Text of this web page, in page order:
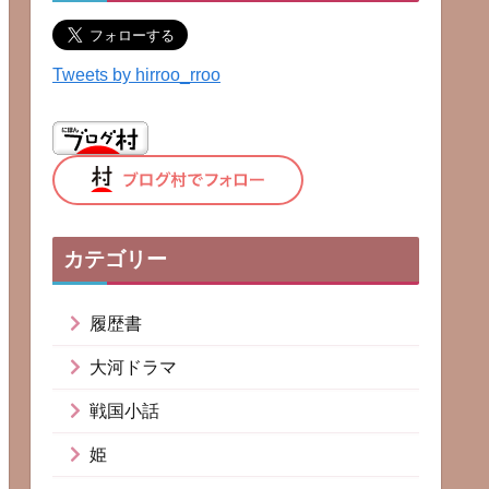
Tweets by hirroo_rroo
カテゴリー
履歴書
大河ドラマ
戦国小話
姫